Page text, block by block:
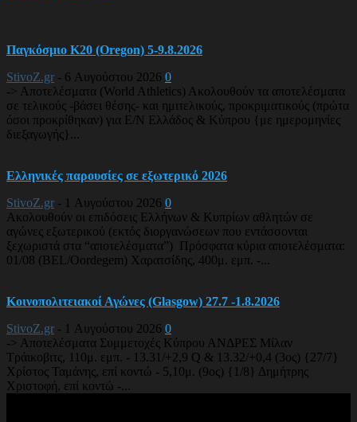
Παγκόσμιο Κ20 (Oregon) 5-9.8.2026
StivoZ.gr - 6 Αυγούστου 2026 0
-> Αποτελέσματα (World Athletics) Ακολουθούν τα αποτελέσματα
σε τελικούς -βάσει θέσης- και ημιτελικούς, προκριματικούς (πρώτα
όσοι προκρίθηκαν) για Ε/Ν Ελλάδος & Κύπρου {με ημερομηνίες
διεξαγωγής}...
Ελληνικές παρουσίες σε εξωτερικό 2026
StivoZ.gr - 1 Αυγούστου 2026 0
Ακολουθούν οι επιδόσεις Ελλήνων & Κυπρίων αθλητών σε
αγώνες εξωτερικού (εκτός διοργανώσεων που εντάσσονται
ξεχωριστά στα “αποτελέσματα”) Πρόσφατα κύρια αποτελέσματα:
01/08 (BEL/Oordegem) Χαρατσίδης, 400μ. εμπ. -...
Κοινοπολιτειακοί Αγώνες (Glasgow) 27.7 -1.8.2026
StivoZ.gr - 1 Αυγούστου 2026 0
-> Αποτελέσματα Συμμετοχές Κύπρου ΑΝΔΡΕΣ Μίλαν
Τράικοβιτς, 110μ. εμπ. - 13.31/+2,9 Q & 13.32/+0,4 (3ος) {27/7}
Χρίστος Ταμάνης, επί κοντώ - 5,10μ. (9ος) {1/8} Δημήτρης
Χριστοφή, επί κοντώ -...